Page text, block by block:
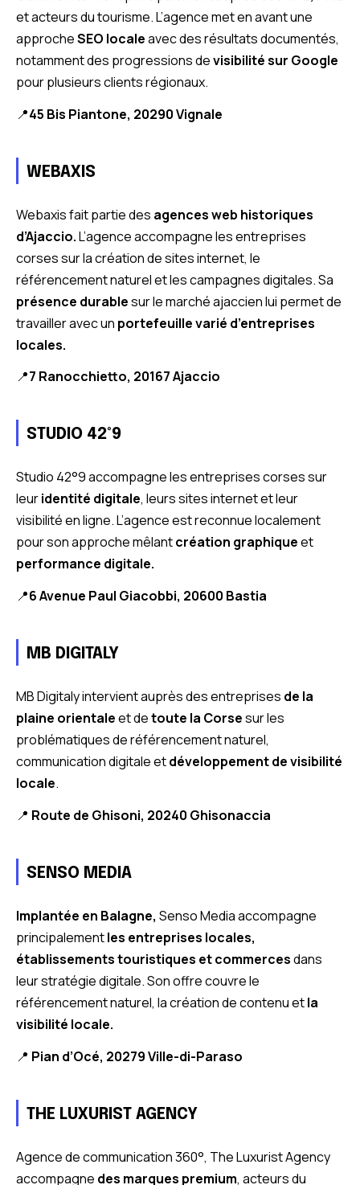
et acteurs du tourisme. L’agence met en avant une
approcheSEO localeavec des résultats documentés,
notamment des progressions devisibilité sur Google
pour plusieurs clients régionaux.
📍45 Bis Piantone, 20290 Vignale
WEBAXIS
Webaxis fait partie des agences web historiques
d’Ajaccio.L’agence accompagne les entreprises
corses sur la création de sites internet, le
référencement naturel et les campagnes digitales. Sa
présence durablesur le marché ajaccien lui permet de
travailler avec un portefeuille varié d’entreprises
locales.
📍7 Ranocchietto, 20167 Ajaccio
STUDIO 42°9
Studio 42°9 accompagne les entreprises corses sur
leuridentité digitale, leurs sites internet et leur
visibilité en ligne. L’agence est reconnue localement
pour son approche mêlantcréation graphiqueet
performance digitale.
📍6 Avenue Paul Giacobbi, 20600 Bastia
MB DIGITALY
MB Digitaly intervient auprès des entreprises de la
plaine orientaleet detoute la Corsesur les
problématiques de référencement naturel,
communication digitale etdéveloppement de visibilité
locale.
📍 Route de Ghisoni, 20240 Ghisonaccia
SENSO MEDIA
Implantée en Balagne, Senso Media accompagne
principalementles entreprises locales,
établissements touristiques et commercesdans
leur stratégie digitale. Son offre couvre le
référencement naturel, la création de contenu etla
visibilité locale.
📍 Pian d’Océ, 20279 Ville-di-Paraso
THE LUXURIST AGENCY
Agence de communication 360°, The Luxurist Agency
accompagne des marques premium, acteurs du